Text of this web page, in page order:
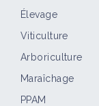
Élevage
Viticulture
Arboriculture
Maraîchage
PPAM